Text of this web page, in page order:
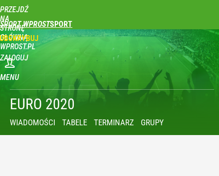
PRZEJDŹ
NA
STRONĘ
GŁÓWNĄ
WPROST.PL
SPORT WPROST
ZALOGUJ
MENU
EURO 2020
WIADOMOŚCI TABELE TERMINARZ GRUPY